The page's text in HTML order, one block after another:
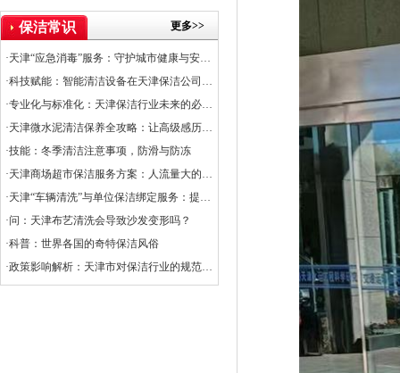
保洁常识 更多>>
·天津“应急消毒”服务：守护城市健康与安全的关键防线
·科技赋能：智能清洁设备在天津保洁公司的应用普及率
·专业化与标准化：天津保洁行业未来的必经之路
·天津微水泥清洁保养全攻略：让高级感历久弥新
·技能：冬季清洁注意事项，防滑与防冻
·天津商场超市保洁服务方案：人流量大的清洁挑战
·天津“车辆清洗”与单位保洁绑定服务：提升企业形象与效率的创新选择
·问：天津布艺清洗会导致沙发变形吗？
·科普：世界各国的奇特保洁风俗
·政策影响解析：天津市对保洁行业的规范与扶持